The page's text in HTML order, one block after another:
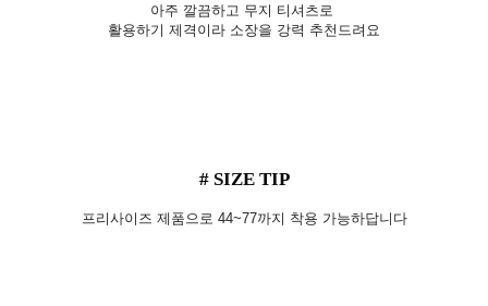
아주 깔끔하고 무지 티셔츠로
활용하기 제격이라 소장을 강력 추천드려요
# SIZE TIP
프리사이즈 제품으로 44~77까지 착용 가능하답니다